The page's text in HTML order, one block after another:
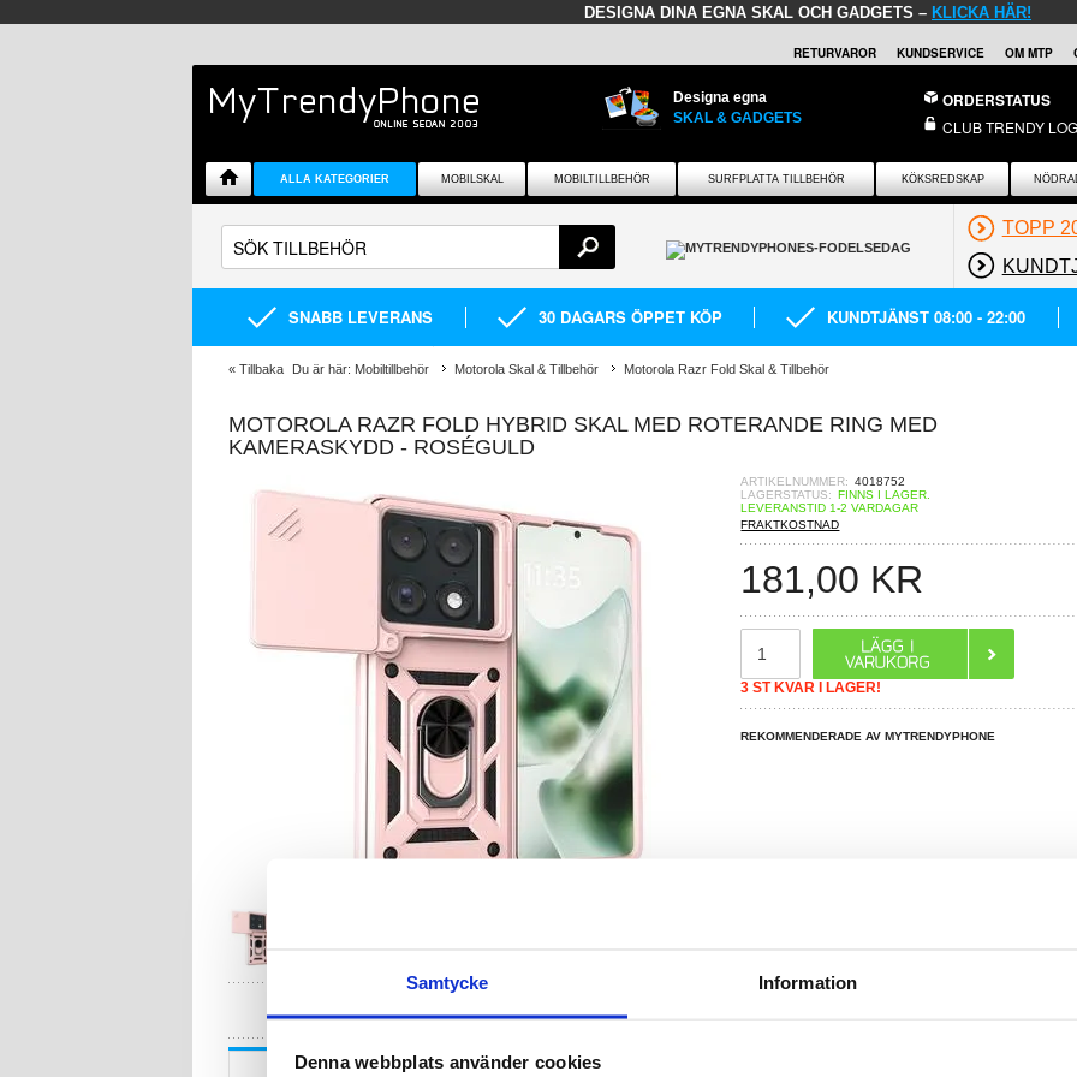
Samtycke Information
Denna webbplats använder cookies
DESIGNA DINA EGNA SKAL OCH GADGETS – KLICKA HÄR!
RETURVAROR KUNDSERVICE OM MTP
Designa egna
SKAL & GADGETS
ORDERSTATUS
CLUB TRENDY
ALLA KATEGORIER MOBILSKAL MOBILTILLBEHÖR SURFPLATTA TILLBEHÖR KÖKSREDSKAP
TOPP
SNABB LEVERANS 30 DAGARS ÖPPET KÖP KUNDTJÄNST 08:00 - 22:00
« Tillbaka Du är här: Mobiltillbehör Motorola Skal & Tillbehör Motorola Razr Fold Skal & Tillbehör
MOTOROLA RAZR FOLD HYBRID SKAL MED ROTERANDE RING MED
KAMERASKYDD - ROSÉGULD
ARTIKELNUMMER: 4018752
LAGERSTATUS: FINNS I LAGER.
LEVERANSTID 1-2 VARDAGAR
FRAKTKOSTNAD
181,00 KR
3 ST KVAR I LAGER!
REKOMMENDERADE AV MYTRENDYPHONE
HAR DU FRÅGOR?
Beskrivning